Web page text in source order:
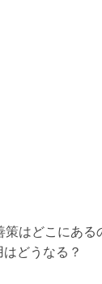
はどこにある
どうなる？